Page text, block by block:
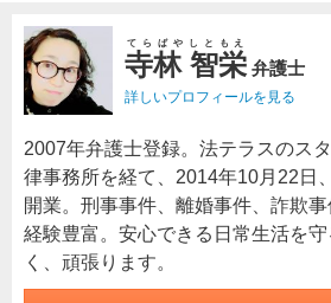
寺林 智栄
てらばやしともえ
弁護士
詳しいプロフィールを見る
2007年弁護士登録。法テラスのス
律事務所を経て、2014年10月22日
開業。刑事事件、離婚事件、詐欺
経験豊富。安心できる日常生活を
く、頑張ります。